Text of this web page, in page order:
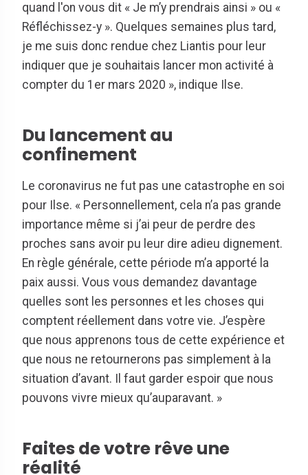
quand l'on vous dit « Je m’y prendrais ainsi » ou «
Réfléchissez-y ». Quelques semaines plus tard,
je me suis donc rendue chez Liantis pour leur
indiquer que je souhaitais lancer mon activité à
compter du 1er mars 2020 », indique Ilse.
Du lancement au
confinement
Le coronavirus ne fut pas une catastrophe en soi
pour Ilse. « Personnellement, cela n’a pas grande
importance même si j’ai peur de perdre des
proches sans avoir pu leur dire adieu dignement.
En règle générale, cette période m’a apporté la
paix aussi. Vous vous demandez davantage
quelles sont les personnes et les choses qui
comptent réellement dans votre vie. J’espère
que nous apprenons tous de cette expérience et
que nous ne retournerons pas simplement à la
situation d’avant. Il faut garder espoir que nous
pouvons vivre mieux qu’auparavant. »
Faites de votre rêve une
réalité